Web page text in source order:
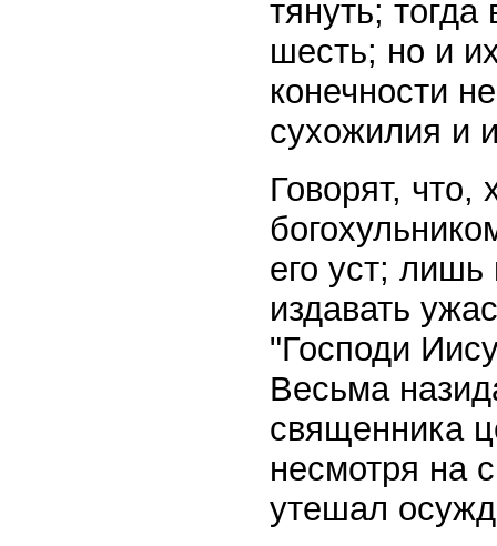
тянуть;
шесть; но и
конечности
сухожилия и
Говорят,
его уст; лишь
издавать
"Господи
Весьма
священника
несмотря на
утешал